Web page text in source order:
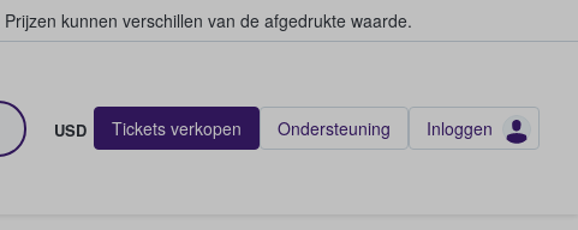
Prijzen kunnen verschillen van de afgedrukte waarde.
USD Tickets verkopen Ondersteuning Inloggen